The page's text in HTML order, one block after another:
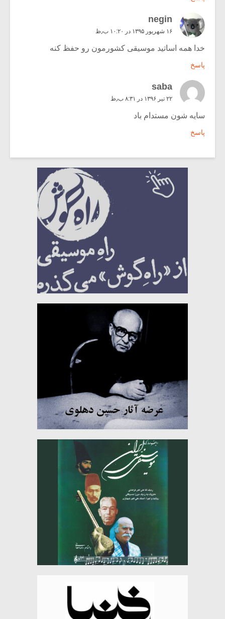
negin
۱۶ شهریور ۱۳۹۵ در ۱۰:۲۰ ب٫ظ
خدا همه اساتید موسیقی کشورمون رو حفظ کنه
پاسخ
saba
۲۲ تیر ۱۳۹۶ در ۸:۳۱ ب٫ظ
سایه شون مستدام باد
پاسخ